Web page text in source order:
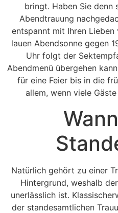
bringt. Haben Sie denn
Abendtrauung
entspannt mit Ihren
lauen Abendsonne gegen
Uhr folgt der
Abendmenü übergehen
für eine Feier bis in die
allem, wenn viele
Natürlich gehört zu einer
Hintergrund, weshalb
unerlässlich ist.
der standesamtlichen